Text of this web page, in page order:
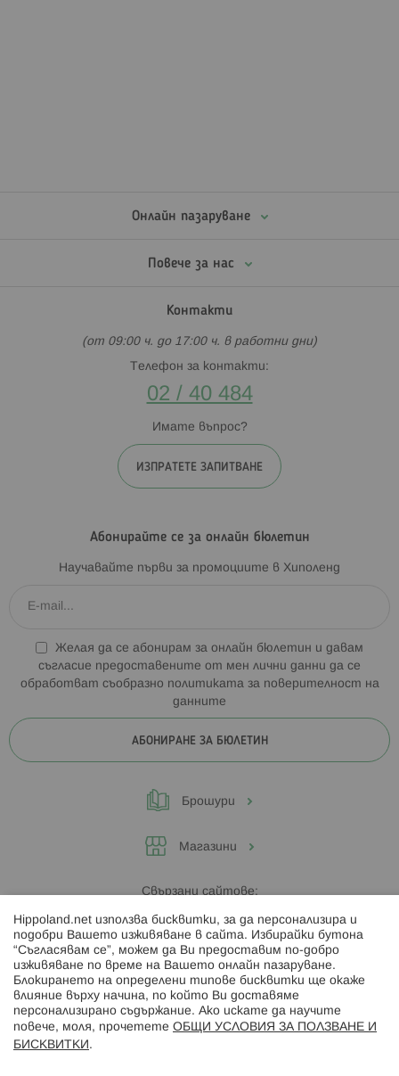
Онлайн пазаруване
Повече за нас
Контакти
(от 09:00 ч. до 17:00 ч. в работни дни)
Телефон за контакти:
02 / 40 484
Имате въпрос?
ИЗПРАТЕТЕ ЗАПИТВАНЕ
Абонирайте се за онлайн бюлетин
Научавайте първи за промоциите в Хиполенд
Желая да се абонирам за онлайн бюлетин и давам
съгласие предоставените от мен лични данни да се
обработват съобразно политиката за поверителност на
данните
АБОНИРАНЕ ЗА БЮЛЕТИН
Брошури
Магазини
Свързани сайтове:
Hippoland.ro
Последвайте ни:
Hippoland.net използва бисквитки, за да персонализира и
подобри Вашето изживяване в сайта. Избирайки бутона
“Съгласявам се”, можем да Ви предоставим по-добро
изживяване по време на Вашето онлайн пазаруване.
Блокирането на определени типове бисквитки ще окаже
влияние върху начина, по който Ви доставяме
персонализирано съдържание. Ако искате да научите
повече, моля, прочетете ОБЩИ УСЛОВИЯ ЗА ПОЛЗВАНЕ И
БИСКВИТКИ .